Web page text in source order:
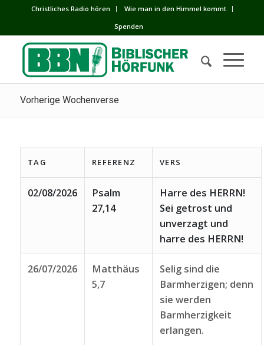
Сhristliches Radio hören
Wie man in den Himmel kommt
Spenden
Vorherige Wochenverse
TAG REFERENZ VERS
02/08/2026
Psalm
27,14
Harre des HERRN!
Sei getrost und
unverzagt und
harre des HERRN!
26/07/2026
Matthäus
5,7
Selig sind die
Barmherzigen; denn
sie werden
Barmherzigkeit
erlangen.